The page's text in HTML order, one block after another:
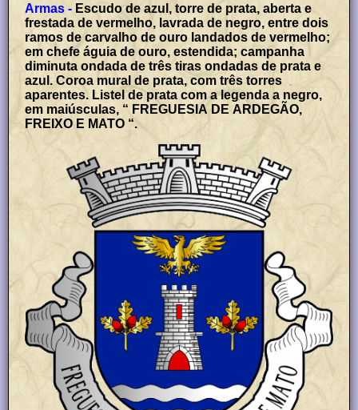
Armas - Escudo de azul, torre de prata, aberta e
frestada de vermelho, lavrada de negro, entre dois
ramos de carvalho de ouro landados de vermelho;
em chefe águia de ouro, estendida; campanha
diminuta ondada de três tiras ondadas de prata e
azul. Coroa mural de prata, com três torres
aparentes. Listel de prata com a legenda a negro,
em maiúsculas, “ FREGUESIA DE ARDEGÃO,
FREIXO E MATO “.